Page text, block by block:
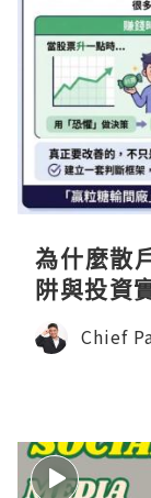
為什麼散
阱與投資
Chief